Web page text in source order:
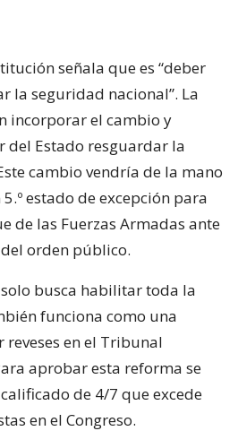
señala que es “deber
la seguridad nacional”. La
incorporar el cambio y
del Estado resguardar la
cambio vendría de la mano
estado de excepción para
de las Fuerzas Armadas ante
orden público.
busca habilitar toda la
funciona como una
en el Tribunal
aprobar esta reforma se
de 4/7 que excede
en el Congreso.